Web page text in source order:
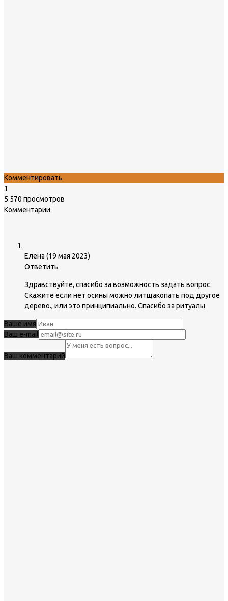
Комментировать
1
5 570 просмотров
Комментарии
Елена (19 мая 2023)
Ответить
Здравствуйте, спасибо за возможность задать вопрос.
Скажите если нет осины можно литщакопать под другое
дерево., или это принципиально. Спасибо за ритуалы
Ваше имя
Ваш e-mail
Ваш комментарий